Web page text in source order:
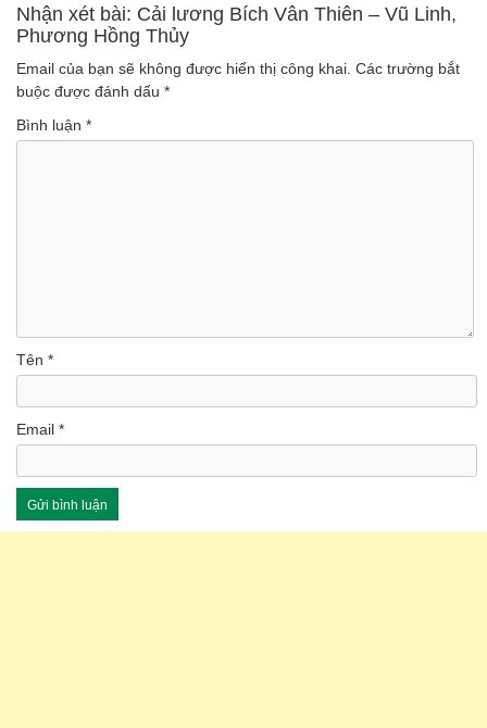
Nhận xét bài: Cải lương Bích Vân Thiên – Vũ Linh,
Phương Hồng Thủy
Email của bạn sẽ không được hiển thị công khai. Các trường bắt
buộc được đánh dấu *
Bình luận *
Tên *
Email *